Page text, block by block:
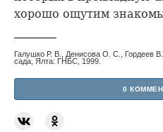
хорошо ощутим
Галушко Р. В., Денисова О. С., Гордеев
сада, Ялта: ГНБС, 1999.
0